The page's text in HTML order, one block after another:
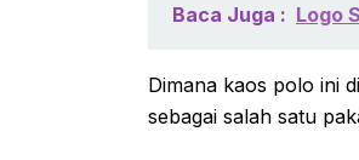
Baca Juga : Logo
Dimana kaos polo ini
sebagai salah satu